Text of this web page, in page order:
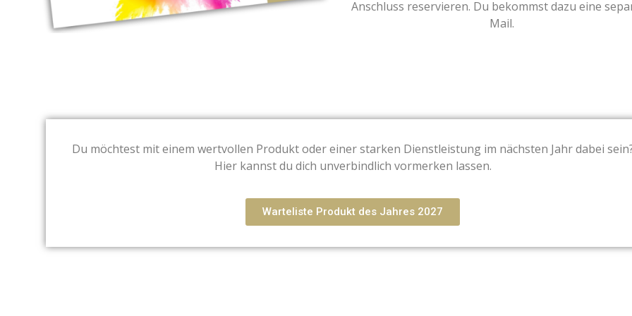
Anschluss reservieren. Du bekommst dazu eine
Mail.
Du möchtest mit einem wertvollen Produkt oder einer starken Dienstleistung im nächsten Jahr dabei
Hier kannst du dich unverbindlich vormerken lassen.
Warteliste Produkt des Jahres 2027